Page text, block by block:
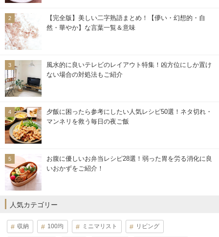
【完全版】美しい二字熟語まとめ！【儚い・幻想的・自
然・華やか】な言葉一覧＆意味
風水的に良いテレビのレイアウト特集！凶方位にしか置け
ない場合の対処法もご紹介
夕飯に困ったら参考にしたい人気レシピ50選！ネタ切れ・
マンネリを救う毎日の夜ご飯
お腹に優しいお弁当レシピ28選！弱った胃を労る消化に良
いおかずをご紹介！
人気カテゴリー
収納 100均 ミニマリスト リビング